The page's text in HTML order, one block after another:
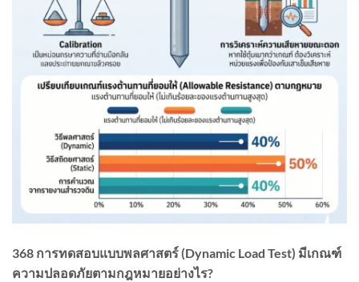
368 การทดสอบแบบพลศาสตร์ (Dynamic Load Test) มีเกณฑ์
ความปลอดภัยตามกฎหมายอย่างไร?